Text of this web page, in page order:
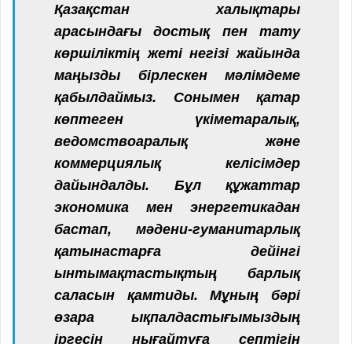
Қазақстан халықтары
арасындағы достық пен тату
көршіліктің жеті негізі жайында
маңызды бірлескен мәлімдеме
қабылдаймыз. Сонымен қатар
көптеген үкіметаралық,
ведомствоаралық және
коммерциялық келісімдер
дайындалды. Бұл құжаттар
экономика мен энергетикадан
бастап, мәдени-гуманитарлық
қатынастарға дейінгі
ынтымақтастықтың барлық
саласын қамтиды. Мұның бәрі
өзара ықпалдастығымыздың
іргесін нығайтуға септігін